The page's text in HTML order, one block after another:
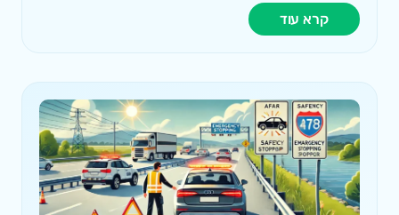
קרא עוד